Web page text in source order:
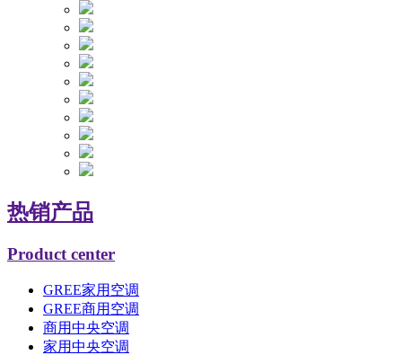
热销产品
Product center
GREE家用空调
GREE商用空调
商用中央空调
家用中央空调